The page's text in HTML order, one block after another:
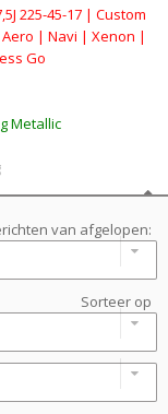
225-45-17 | Custom
Aero | Navi | Xenon |
Go
Metallic
van afgelopen:
Sorteer op